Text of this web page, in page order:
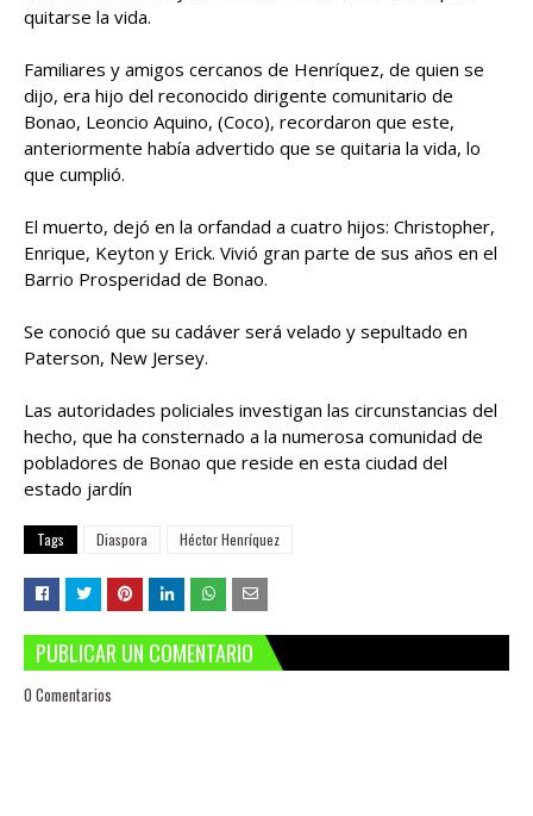
quitarse la vida.
Familiares y amigos cercanos de Henríquez, de quien se
dijo, era hijo del reconocido dirigente comunitario de
Bonao, Leoncio Aquino, (Coco), recordaron que este,
anteriormente había advertido que se quitaria la vida, lo
que cumplió.
El muerto, dejó en la orfandad a cuatro hijos: Christopher,
Enrique, Keyton y Erick. Vivió gran parte de sus años en el
Barrio Prosperidad de Bonao.
Se conoció que su cadáver será velado y sepultado en
Paterson, New Jersey.
Las autoridades policiales investigan las circunstancias del
hecho, que ha consternado a la numerosa comunidad de
pobladores de Bonao que reside en esta ciudad del
estado jardín
Tags Diaspora Héctor Henríquez
PUBLICAR UN COMENTARIO
0 Comentarios